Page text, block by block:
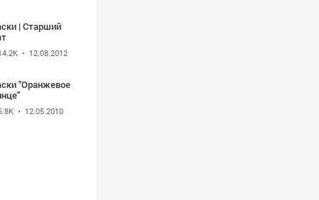
| Старший
• 12.08.2012
"Оранжевое
• 12.05.2010